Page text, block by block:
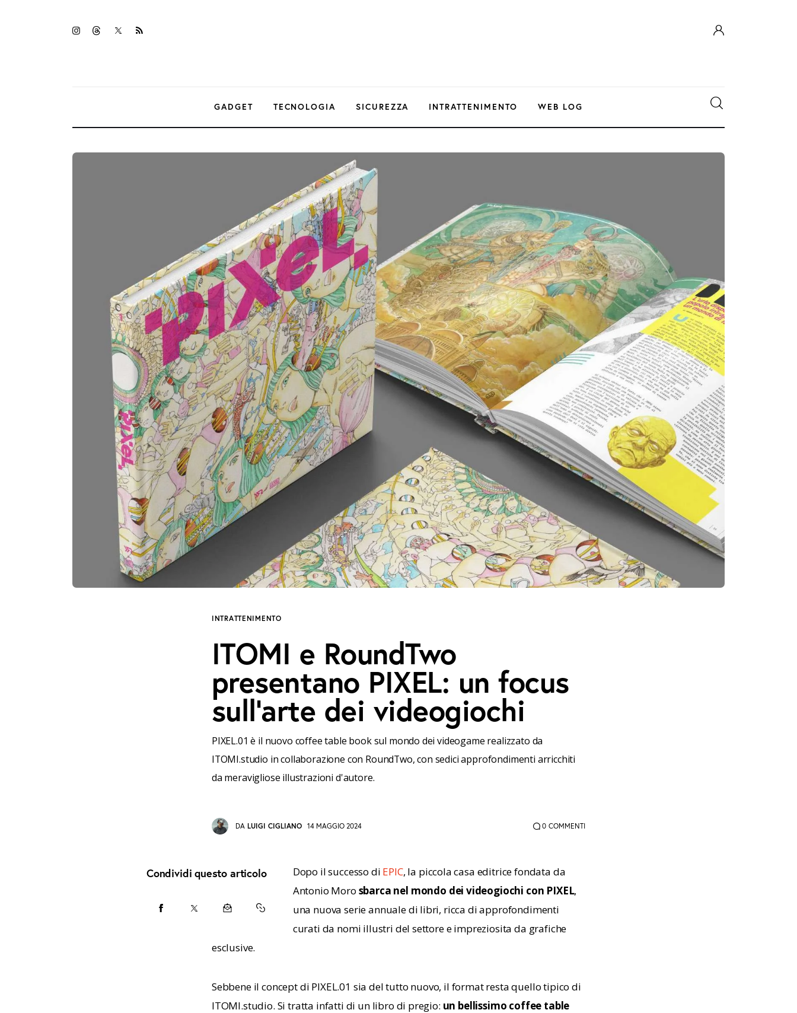
instagramm
threadstwitter-
rss
GADGET TECNOLOGIA SICUREZZA INTRATTENIMENTO WEB LOG
INTRATTENIMENTO
ITOMI e RoundTwo
presentano PIXEL: un focus
sull’arte dei videogiochi
PIXEL.01 è il nuovo coffee table book sul mondo dei videogame realizzato da
ITOMI.studio in collaborazione con RoundTwo, con sedici approfondimenti arricchiti
da meravigliose illustrazioni d'autore.
DA LUIGI CIGLIANO 14 MAGGIO 2024 0 COMMENTI
Condividi questo articolo
CONDIVIDICONDIVIDICONDIVIDICOPY
CLIPBOARD
Dopo il successo di EPIC, la piccola casa editrice fondata da
Antonio Moro sbarca nel mondo dei videogiochi con PIXEL,
una nuova serie annuale di libri, ricca di approfondimenti
curati da nomi illustri del settore e impreziosita da grafiche
esclusive.
Sebbene il concept di PIXEL.01 sia del tutto nuovo, il format resta quello tipico di
ITOMI.studio. Si tratta infatti di un libro di pregio: un bellissimo coffee table